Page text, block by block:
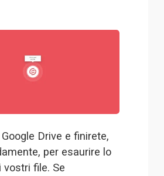
Drive e finirete,
per esaurire lo
vostri file. Se